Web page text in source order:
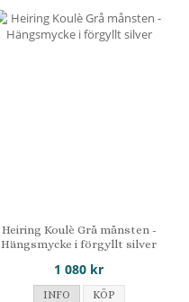
Heiring Koulè Grå månsten -
Hängsmycke i förgyllt silver
1 080 kr
INFO KÖP